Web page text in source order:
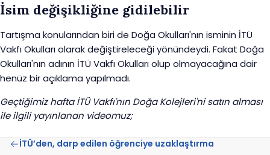
İsim değişikliğine gidilebilir
Tartışma konularından biri de Doğa Okulları'nın isminin İTÜ
Vakfı Okulları olarak değiştireleceği yönündeydi. Fakat Doğa
Okulları'nın adının İTÜ Vakfı Okulları olup olmayacağına dair
henüz bir açıklama yapılmadı.
Geçtiğimiz hafta İTÜ Vakfı'nın Doğa Kolejleri'ni satın alması
ile ilgili yayınlanan videomuz;
İTÜ’den, darp edilen öğrenciye uzaklaştırma